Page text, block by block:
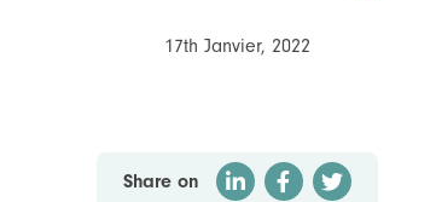
17th Janvier, 2022
Share on